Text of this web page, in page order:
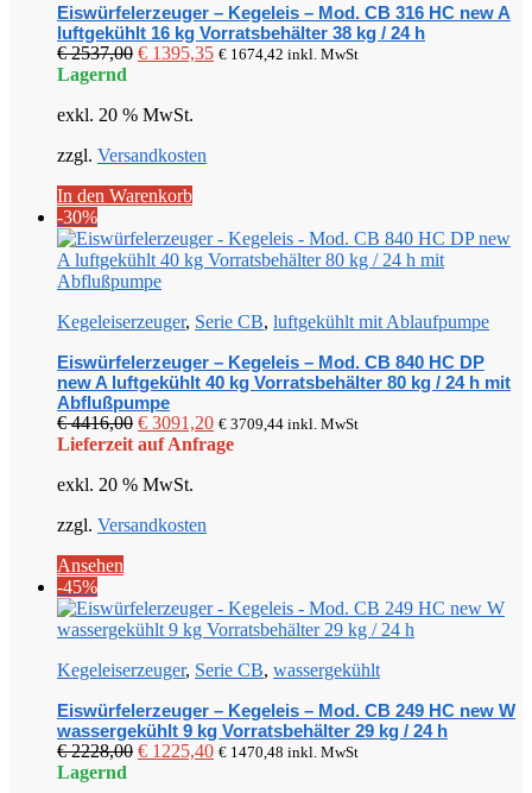
Eiswürfelerzeuger – Kegeleis – Mod. CB 316 HC new A
luftgekühlt 16 kg Vorratsbehälter 38 kg / 24 h
€2537,00 Ursprünglicher
€ 2537,00
€ 1395,35Aktueller
€ 1674,42 inkl. MwSt
Lagernd
exkl. 20 % MwSt.
zzgl. Versandkosten
In den Warenkorb
-30%
Kegeleiserzeuger, Serie CB, luftgekühlt mit Ablaufpumpe
Eiswürfelerzeuger – Kegeleis – Mod. CB 840 HC DP
new A luftgekühlt 40 kg Vorratsbehälter 80 kg / 24 h mit
Abflußpumpe
€4416,00 Ursprünglicher
Preis
€ 4416,00
€ 3091,20Aktueller
Preis
€ 3709,44 inkl. MwSt
Lieferzeit auf Anfrage
exkl. 20 % MwSt.
zzgl. Versandkosten
Ansehen
-45%
Kegeleiserzeuger, Serie CB, wassergekühlt
Eiswürfelerzeuger – Kegeleis – Mod. CB 249 HC new W
wassergekühlt 9 kg Vorratsbehälter 29 kg / 24 h
€2228,00 Ursprünglicher
€ 1225,40Aktueller
€ 1470,48 inkl. MwSt
Lagernd